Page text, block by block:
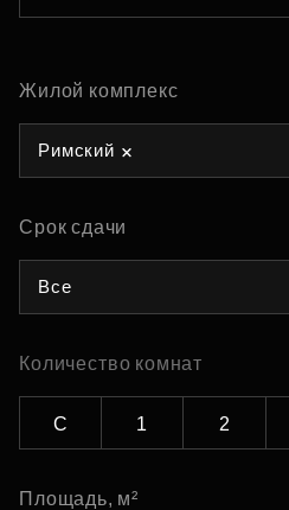
Жилой комплекс
Римский
Срок сдачи
Все
Количество комнат
С 1 2
Площадь, м²